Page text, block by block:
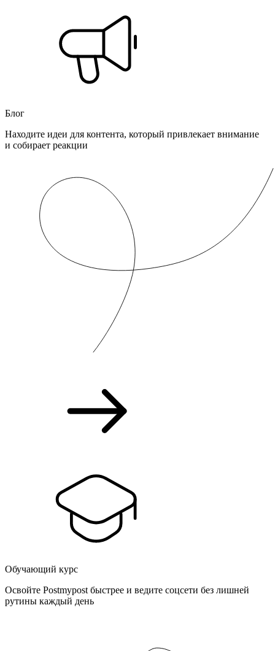
Блог
Находите идеи для контента, который привлекает внимание
и собирает реакции
Обучающий курс
Освойте Postmypost быстрее и ведите соцсети без лишней
рутины каждый день